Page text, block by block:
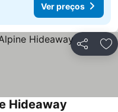
Ver preços
Partilhar
Hideaway